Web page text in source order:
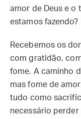
amor de Deus e o
estamos
Recebemos os
com gratidão,
fome. A caminho
mas fome de
tudo como
necessário